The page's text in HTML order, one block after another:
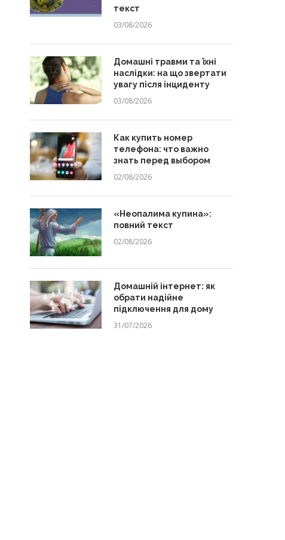
текст
03/08/2026
Домашні травми та їхні
наслідки: на що звертати
увагу після інциденту
03/08/2026
Как купить номер
телефона: что важно
знать перед выбором
02/08/2026
«Неопалима купина»:
повний текст
02/08/2026
Домашній інтернет: як
обрати надійне
підключення для дому
31/07/2026